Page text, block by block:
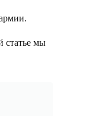
статье мы